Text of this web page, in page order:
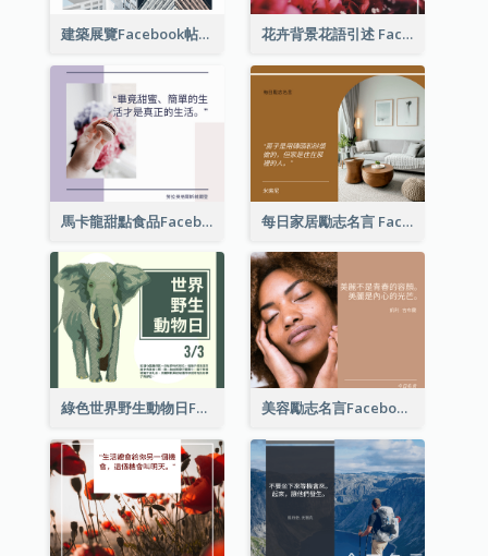
建築展覽Facebook帖子 花卉背景花語引述 Facebook 帖子
馬卡龍甜點食品Facebook帖子 每日家居勵志名言 Facebook 帖子
綠色世界野生動物日Facebook帖子 美容勵志名言Facebook帖子